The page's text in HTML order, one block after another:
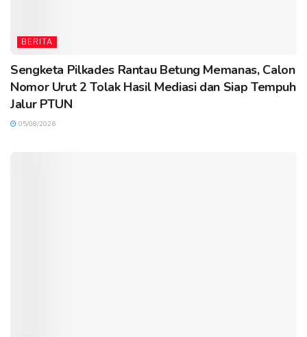
BERITA
Sengketa Pilkades Rantau Betung Memanas, Calon
Nomor Urut 2 Tolak Hasil Mediasi dan Siap Tempuh
Jalur PTUN
05/08/2026